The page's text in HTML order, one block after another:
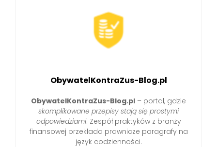
ObywatelKontraZus-Blog.pl
ObywatelKontraZus-Blog.pl – portal, gdzie
skomplikowane przepisy stają się prostymi
odpowiedziami. Zespół praktyków z branży
finansowej przekłada prawnicze paragrafy na
język codzienności.